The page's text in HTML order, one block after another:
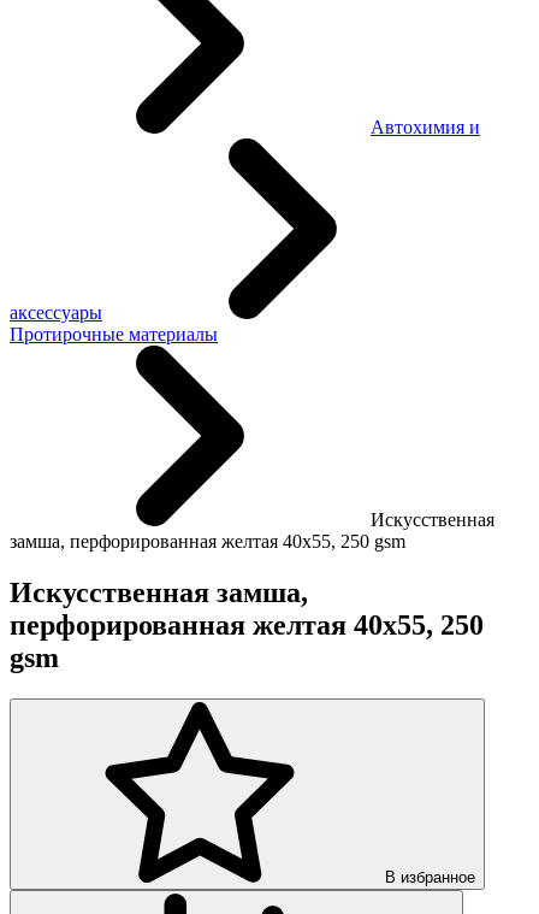
Автохимия и
аксессуары
Протирочные материалы
Искусственная
замша, перфорированная желтая 40х55, 250 gsm
Искусственная замша,
перфорированная желтая 40х55, 250
gsm
В избранное